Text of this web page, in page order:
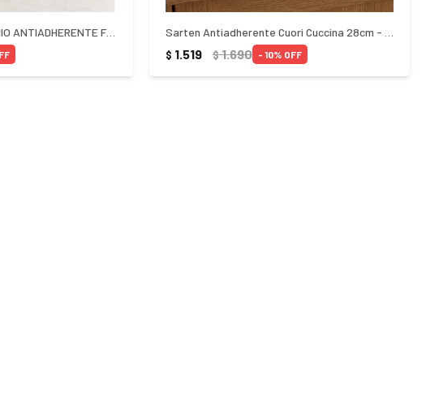
SARTEN ALTO ALUMINIO ANTIADHERENTE FORTALEZA 19CM
$ 1.519 $1.690 10